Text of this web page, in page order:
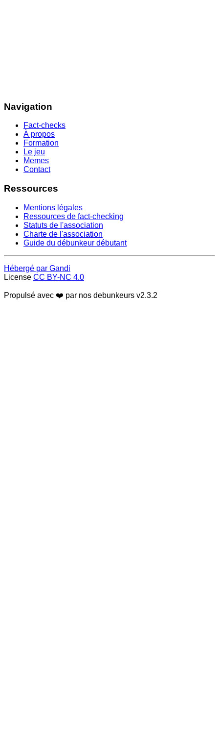
Navigation
Fact-checks
À propos
Formation
Le jeu
Memes
Contact
Ressources
Mentions légales
Ressources de fact-checking
Statuts de l'association
Charte de l'association
Guide du débunkeur débutant
Hébergé par Gandi
License CC BY-NC 4.0
Propulsé avec ❤️ par nos debunkeurs v2.3.2